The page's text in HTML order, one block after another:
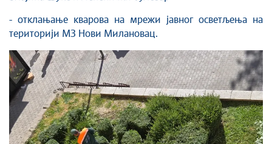
- отклањање кварова на мрежи јавног осветљења на
територији МЗ Нови Милановац.